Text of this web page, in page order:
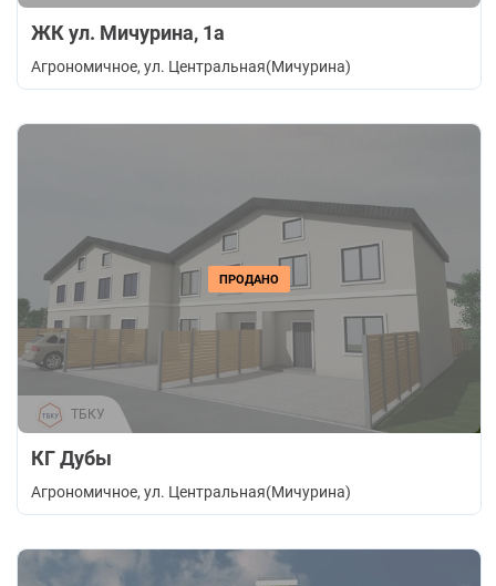
ЖК ул. Мичурина, 1а
Агрономичное, ул. Центральная(Мичурина)
ПРОДАНО
ТБКУ
КГ Дубы
Агрономичное, ул. Центральная(Мичурина)